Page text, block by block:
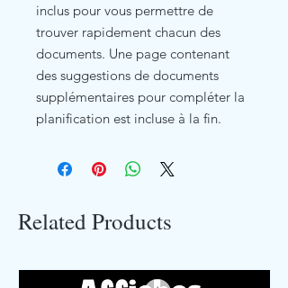
inclus pour vous permettre de
trouver rapidement chacun des
documents. Une page contenant
des suggestions de documents
supplémentaires pour compléter la
planification est incluse à la fin.
Related Products